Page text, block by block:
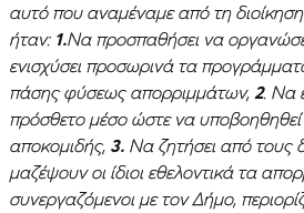
αυτό που αναμέναμε από τη
ήταν: 1.Να προσπαθήσει να
ενισχύσει προσωρινά τα
πάσης φύσεως απορριμμάτων, 2. Να
πρόσθετο μέσο ώστε να υποβοηθηθεί
αποκομιδής, 3. Να ζητήσει από τους
μαζέψουν οι ίδιοι εθελοντικά τα
συνεργαζόμενοι με τον Δήμο,